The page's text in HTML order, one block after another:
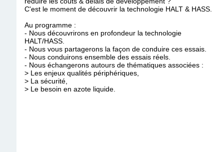
C'est le moment de découvrir la technologie HALT & HASS.
Au programme :
- Nous découvrirons en profondeur la technologie
HALT/HASS.
- Nous vous partagerons la façon de conduire ces essais.
- Nous conduirons ensemble des essais réels.
- Nous échangerons autours de thématiques associées :
> Les enjeux qualités périphériques,
> La sécurité,
> Le besoin en azote liquide.